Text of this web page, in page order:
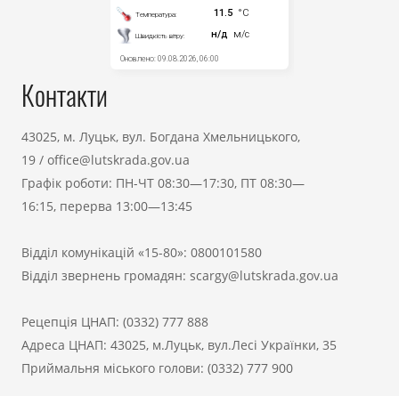
Контакти
43025, м. Луцьк, вул. Богдана Хмельницького,
19 / office@lutskrada.gov.ua
Графік роботи: ПН-ЧТ 08:30—17:30, ПТ 08:30—
16:15, перерва 13:00—13:45
Відділ комунікацій «15-80»: 0800101580
Відділ звернень громадян: scargy@lutskrada.gov.ua
Рецепція ЦНАП: (0332) 777 888
Адреса ЦНАП: 43025, м.Луцьк, вул.Лесі Українки, 35
Приймальня міського голови: (0332) 777 900